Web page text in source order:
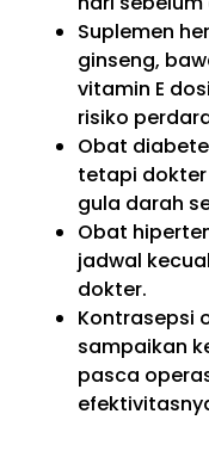
Suplemen
ginseng,
vitamin E
risiko
Obat
tetapi
gula darah
Obat
jadwal
dokter.
Kontrasepsi
sampaikan
pasca